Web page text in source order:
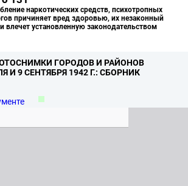
наркотических средств, психотропных
причиняет вред здоровью, их незаконный
влечет установленную законодательством
ГОРОДОВ И РАЙОНОВ
9 СЕНТЯБРЯ 1942 Г.: СБОРНИК